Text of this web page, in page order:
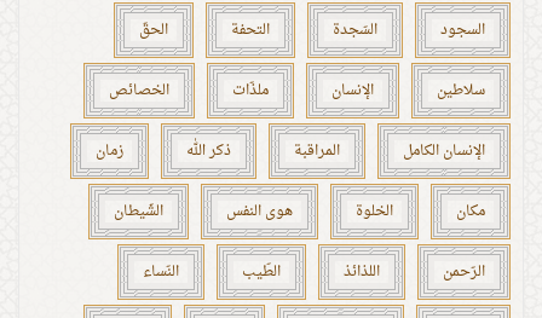
السجود السّجدة التحفة الحقّ
سلاطين الإنسان ملذّات الخصائص
الإنسان الكامل المراقبة ذكر الله زمان
مكان الخلوة هوى النفس الشّيطان
الرّحمن اللذائذ الطّيب النّساء